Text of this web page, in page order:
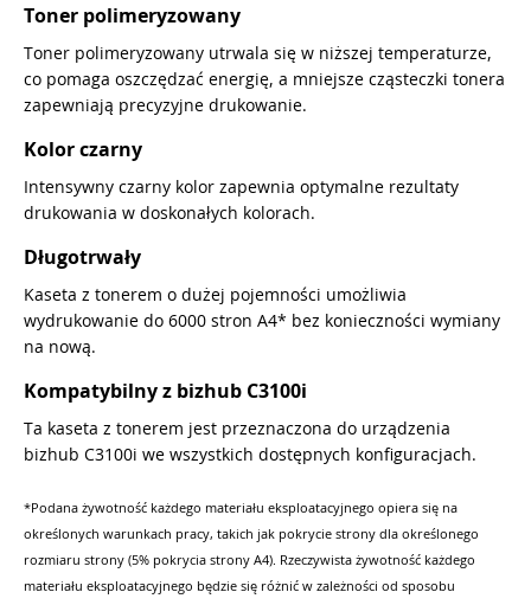
Toner polimeryzowany
Toner polimeryzowany utrwala się w niższej temperaturze,
co pomaga oszczędzać energię, a mniejsze cząsteczki tonera
zapewniają precyzyjne drukowanie.
Kolor czarny
Intensywny czarny kolor zapewnia optymalne rezultaty
drukowania w doskonałych kolorach.
Długotrwały
Kaseta z tonerem o dużej pojemności umożliwia
wydrukowanie do 6000 stron A4* bez konieczności wymiany
na nową.
Kompatybilny z bizhub C3100i
Ta kaseta z tonerem jest przeznaczona do urządzenia
bizhub C3100i we wszystkich dostępnych konfiguracjach.
*Podana żywotność każdego materiału eksploatacyjnego opiera się na
określonych warunkach pracy, takich jak pokrycie strony dla określonego
rozmiaru strony (5% pokrycia strony A4). Rzeczywista żywotność każdego
materiału eksploatacyjnego będzie się różnić w zależności od sposobu